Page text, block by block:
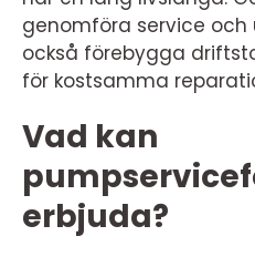
genomföra service och
också förebygga
för kostsamma
Vad kan
erbjuda?